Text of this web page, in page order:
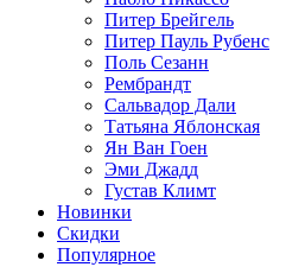
Питер Брейгель
Питер Пауль Рубенс
Поль Сезанн
Рембрандт
Сальвадор Дали
Татьяна Яблонская
Ян Ван Гоен
Эми Джадд
Густав Климт
Новинки
Скидки
Популярное